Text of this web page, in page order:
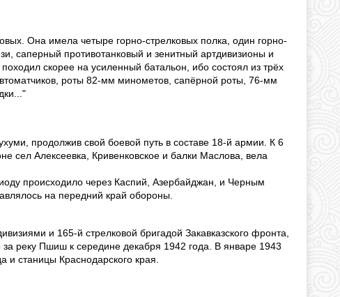
Она имела четыре горно-стрелковых полка, один горно-
саперный противотанковый и зенитный артдивизионы и
скорее на усиленный батальон, ибо состоял из трёх
роты 82-мм минометов, сапёрной роты, 76-мм
продолжив свой боевой путь в составе 18-й армии. К 6
сел Алексеевка, Кривенковское и балки Маслова, вела
происходило через Каспий, Азербайджан, и Черным
на передний край обороны.
и 165-й стрелковой бригадой Закавказского фронта,
реку Пшиш к середине декабря 1942 года. В январе 1943
и станицы Краснодарского края.